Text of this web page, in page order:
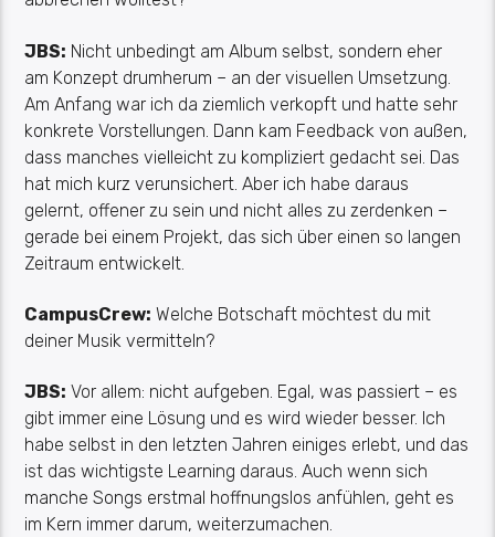
JBS: Nicht unbedingt am Album selbst, sondern eher
am Konzept drumherum – an der visuellen Umsetzung
Am Anfang war ich da ziemlich verkopft und hatte sehr
konkrete Vorstellungen. Dann kam Feedback von außen,
dass manches vielleicht zu kompliziert gedacht sei. Das
hat mich kurz verunsichert. Aber ich habe daraus
gelernt, offener zu sein und nicht alles zuzerdenken –
gerade bei einem Projekt, das sich über einen so langen
Zeitraum entwickelt.
CampusCrew: Welche Botschaft möchtest du mit
deiner Musik vermitteln?
JBS: Vor allem: nicht aufgeben. Egal, was passiert – es
gibt immer eine Lösung und es wird wieder besser. Ich
habe selbst in den letzten Jahren einiges erlebt, und das
ist das wichtigste Learning daraus. Auch wenn sich
manche Songs erstmal hoffnungslos anfühlen, geht es
im Kern immer darum, weiterzumachen.